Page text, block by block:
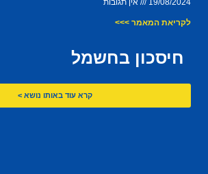
19/08/2024 אין תגובות
לקריאת המאמר >>>
חיסכון בחשמל
קרא עוד באותו נושא >